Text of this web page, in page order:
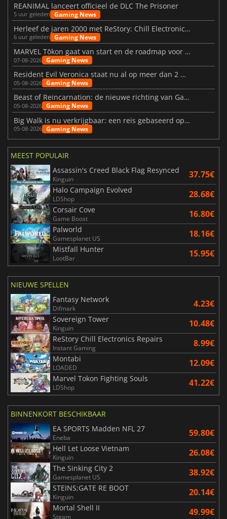
REANIMAL lanceert officieel de DLC The Prisoner
5 uur geleden Gaming News
Herleef de jaren 2000 met ReStory: Chill Electronics Repairs
6 uur geleden Gaming News
MARVEL Tōkon gaat van start en de roadmap voor jaar 1 is bekendgemaakt
07-08-2026 Gaming News
Resident Evil Veronica staat nu al op meer dan 2 miljoen verlanglijstjes
05-08-2026 Gaming News
Beast of Reincarnation: de nieuwe richting van Game Freak
05-08-2026 Gaming News
Big Walk is nu verkrijgbaar: een reis gebaseerd op vriendschap
05-08-2026 Gaming News
MEEST POPULAIR
Assassin's Creed Black Flag Resynced
Kinguin 37.75€
Halo Campaign Evolved
LDShop 28.68€
Corsair Cove
Game Boost 16.80€
Palworld
Gamesplanet US 18.16€
Mistfall Hunter
LootBar 15.95€
NIEUWE SPELLEN
Fantasy Network
Difmark 4.23€
Sovereign Tower
Kinguin 10.48€
ReStory Chill Electronics Repairs
Instant Gaming 8.99€
Montabi
LOADED 12.09€
Marvel Tokon Fighting Souls
LDShop 41.22€
BINNENKORT BESCHIKBAAR
EA SPORTS Madden NFL 27
Eneba 59.80€
Hell Let Loose Vietnam
Kinguin 26.08€
The Sinking City 2
Gamesplanet US 38.92€
STEINS;GATE RE BOOT
Kinguin 20.14€
Mortal Shell II
Steam 49.99€